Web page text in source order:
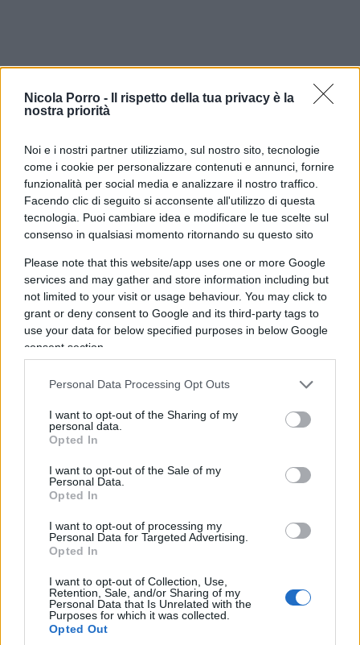
Nicola Porro -
Il rispetto della tua privacy è la
nostra priorità
Noi e i nostri partner utilizziamo, sul nostro sito, tecnologie
come i cookie per personalizzare contenuti e annunci, fornire
funzionalità per social media e analizzare il nostro traffico.
Facendo clic di seguito si acconsente all'utilizzo di questa
tecnologia. Puoi cambiare idea e modificare le tue scelte sul
consenso in qualsiasi momento ritornando su questo sito
Please note that this website/app uses one or more Google
services and may gather and store information including but
not limited to your visit or usage behaviour. You may click to
grant or deny consent to Google and its third-party tags to
use your data for below specified purposes in below Google
consent section.
Personal Data Processing Opt Outs
I want to opt-out of the Sharing of my
personal data.
Opted In
I want to opt-out of the Sale of my
Personal Data.
Opted In
I want to opt-out of processing my
Personal Data for Targeted Advertising.
Opted In
I want to opt-out of Collection, Use,
Retention, Sale, and/or Sharing of my
Personal Data that Is Unrelated with the
Purposes for which it was collected.
Opted Out
Il Barista, 7 agosto 2026
Il Como e l’assurda pretesa di
controllare chi ha già pagato
controlli sugli abbonati: pagare il posto non basta
più, bisogna anche dimostrare di meritarlo
di Ivan Mazzoletti
6 Agosto 2026, 20:00
1.7k